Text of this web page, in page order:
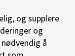
og supplere
og
å